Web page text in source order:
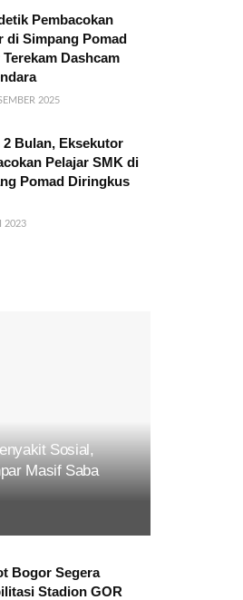
Pembacokan
di Simpang Pomad
Dashcam
2025
Bulan, Eksekutor
Pelajar SMK di
Pomad Diringkus
2023
Sosial,
Masif Saba
Bogor Segera
Stadion GOR